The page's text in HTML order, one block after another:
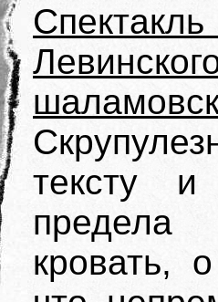
тексту и
предела
кровать,